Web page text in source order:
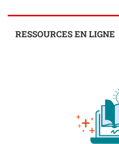
RESSOURCES EN LIGNE